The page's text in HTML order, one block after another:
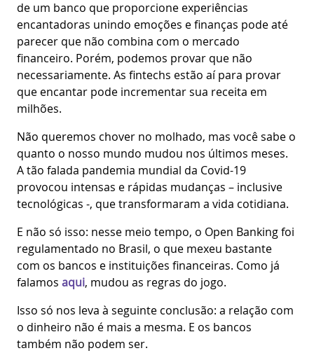
de um banco que proporcione experiências
encantadoras unindo emoções e finanças pode até
parecer que não combina com o mercado
financeiro. Porém, podemos provar que não
necessariamente. As fintechs estão aí para provar
que encantar pode incrementar sua receita em
milhões.
Não queremos chover no molhado, mas você sabe o
quanto o nosso mundo mudou nos últimos meses.
A tão falada pandemia mundial da Covid-19
provocou intensas e rápidas mudanças – inclusive
tecnológicas -, que transformaram a vida cotidiana.
E não só isso: nesse meio tempo, o Open Banking foi
regulamentado no Brasil, o que mexeu bastante
com os bancos e instituições financeiras. Como já
falamos aqui, mudou as regras do jogo.
Isso só nos leva à seguinte conclusão: a relação com
o dinheiro não é mais a mesma. E os bancos
também não podem ser.